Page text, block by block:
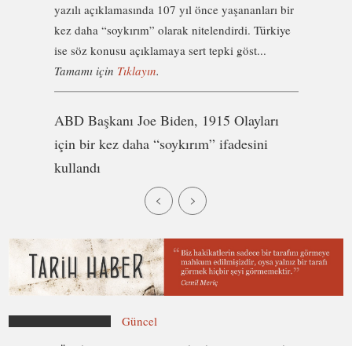
yazılı açıklamasında 107 yıl önce yaşananları bir
kez daha “soykırım” olarak nitelendirdi. Türkiye
ise söz konusu açıklamaya sert tepki göst...
Tamamı için Tıklayın.
ABD Başkanı Joe Biden, 1915 Olayları
için bir kez daha “soykırım” ifadesini
kullandı
Güncel